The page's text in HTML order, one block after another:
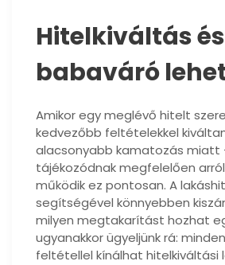
Hitelkiváltás és
babaváró
Amikor egy meglévő hitelt
kedvezőbb feltételekkel
alacsonyabb kamatozás miatt
tájékozódnak megfelelően
működik ez pontosan. A
segítségével könnyebben
milyen megtakarítást hozhat
ugyanakkor ügyeljünk rá:
feltétellel kínálhat hitelkiváltási